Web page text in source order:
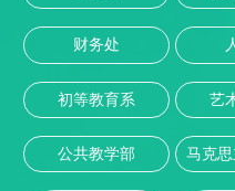
财务处
初等教育系 艺
公共教学部 马克